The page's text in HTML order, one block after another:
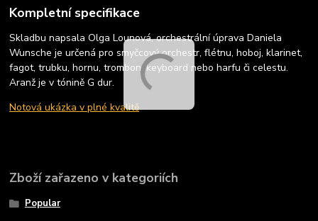
Kompletní specifikace
Skladbu napsala Olga Lounová, orchestrální úprava Daniela
Wunsche je určená pro smyčcový orchestr, flétnu, hoboj, klarinet,
fagot, trubku, hornu, trombon, keyboard nebo harfu či celestu.
Aranž je v tónině G dur.
Notová ukázka v plné kvalitě
Zboží zařazeno v kategoriích
Popular